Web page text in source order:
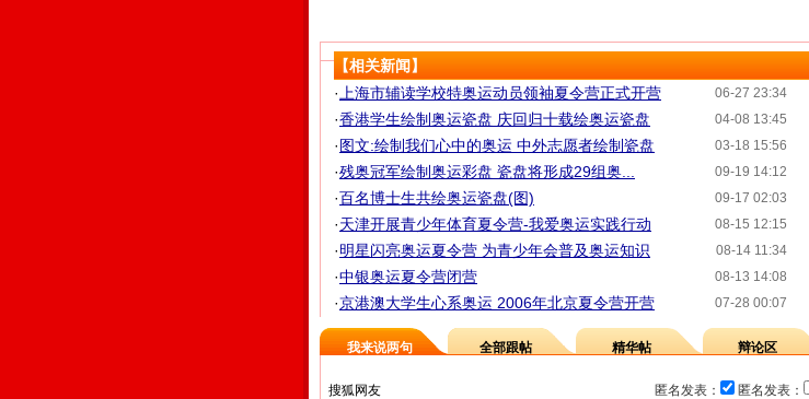
【相关新闻】
06-27 23:34
· 上海市辅读学校特奥运动员领袖夏令营正式开营
04-08 13:45
·香港学生绘制奥运瓷盘 庆回归十载绘奥运瓷盘
03-18 15:56
·图文:绘制我们心中的奥运 中外志愿者绘制瓷盘
09-19 14:12
·残奥冠军绘制奥运彩盘 瓷盘将形成29组奥...
09-17 02:03
·百名博士生共绘奥运瓷盘(图)
08-15 12:15
·天津开展青少年体育夏令营-我爱奥运实践行动
08-14 11:34
·明星闪亮奥运夏令营 为青少年会普及奥运知识
08-13 14:08
·中银奥运夏令营闭营
07-28 00:07
·京港澳大学生心系奥运 2006年北京夏令营开营
我来说两句 全部跟帖 精华帖
辩论区
匿名发表：
匿名发表：